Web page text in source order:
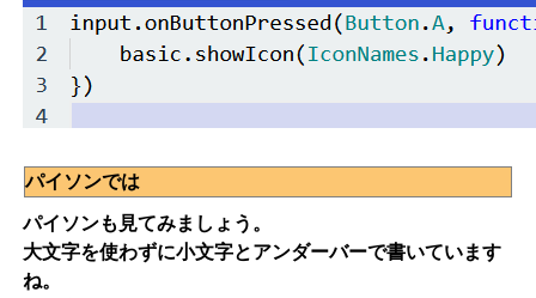
パイソンでは
パイソンも見てみましょう。
大文字を使わずに小文字とアンダーバーで書いています
ね。